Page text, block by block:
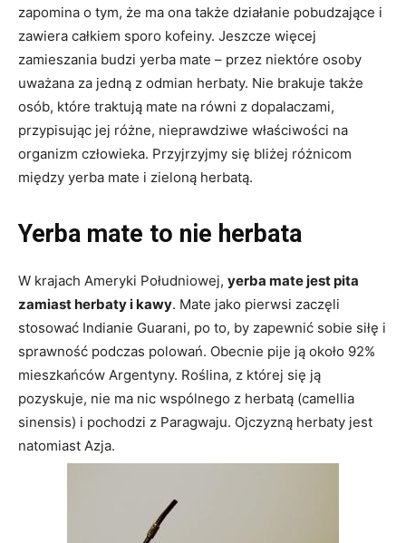
zapomina o tym, że ma ona także działanie pobudzające i
zawiera całkiem sporo kofeiny. Jeszcze więcej
zamieszania budzi yerba mate – przez niektóre osoby
uważana za jedną z odmian herbaty. Nie brakuje także
osób, które traktują mate na równi z dopalaczami,
przypisując jej różne, nieprawdziwe właściwości na
organizm człowieka. Przyjrzyjmy się bliżej różnicom
między yerba mate i zieloną herbatą.
Yerba mate to nie herbata
W krajach Ameryki Południowej, yerba mate jest pita
zamiast herbaty i kawy. Mate jako pierwsi zaczęli
stosować Indianie Guarani, po to, by zapewnić sobie siłę i
sprawność podczas polowań. Obecnie pije ją około 92%
mieszkańców Argentyny. Roślina, z której się ją
pozyskuje, nie ma nic wspólnego z herbatą (camellia
sinensis) i pochodzi z Paragwaju. Ojczyzną herbaty jest
natomiast Azja.